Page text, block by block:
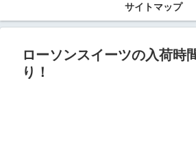
サイトマップ
ローソンスイーツの入荷時
り！